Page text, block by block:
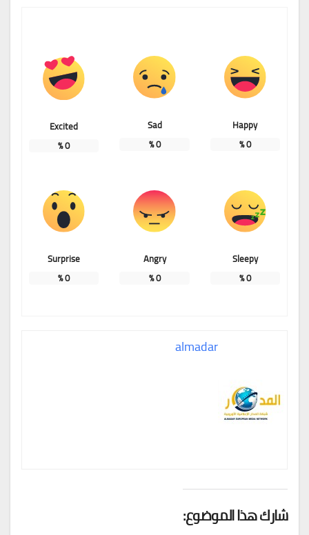
Happy
0
%
Sad
0
%
Excited
0
%
Sleepy
0
%
Angry
0
%
Surprise
0
%
almadar
شارك هذا الموضوع: